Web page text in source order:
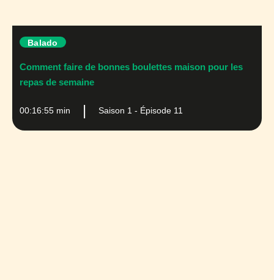
Balado
Comment faire de bonnes boulettes maison pour les
repas de semaine
00:16:55 min Saison 1 - Épisode 11